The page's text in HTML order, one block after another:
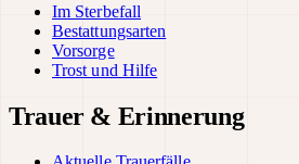
Im Sterbefall
Bestattungsarten
Vorsorge
Trost und Hilfe
Trauer & Erinnerung